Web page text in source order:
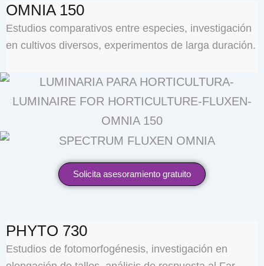
OMNIA 150
Estudios comparativos entre especies, investigación
en cultivos diversos, experimentos de larga duración.
Solicita asesoramiento gratuito
PHYTO 730
Estudios de fotomorfogénesis, investigación en